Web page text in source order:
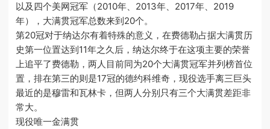
以及四个美网冠军（2010年、2013年、2017年、2019
年），大满贯冠军总数来到20个。
第20冠对于纳达尔有着特殊的意义，在费德勒占据大满贯历
史第一位置达到11年之久后，纳达尔终于在这项主要的荣誉
上追平了费德勒，两人目前同为20个大满贯冠军并列榜首位
置，排在第三的则是17冠的德约科维奇，现役选手离三巨头
最近的是穆雷和瓦林卡，但两人分别只有三个大满贯差距非
常大。
现役唯一金满贯